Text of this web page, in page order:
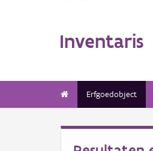
Inventaris
Erfgoedobject